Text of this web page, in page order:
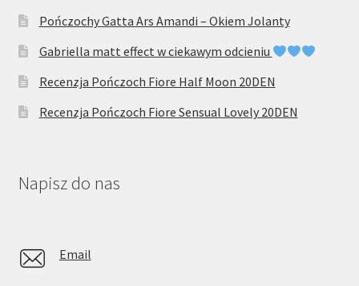
Pończochy Gatta Ars Amandi – Okiem Jolanty
Gabriella matt effect w ciekawym odcieniu
Recenzja Pończoch Fiore Half Moon 20DEN
Recenzja Pończoch Fiore Sensual Lovely 20DEN
Napisz do nas
Email